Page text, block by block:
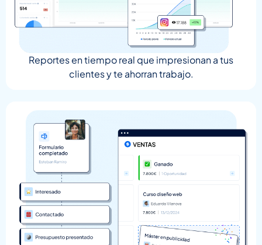
Reportes en tiempo real que impresionan a tus
clientes y te ahorran trabajo.